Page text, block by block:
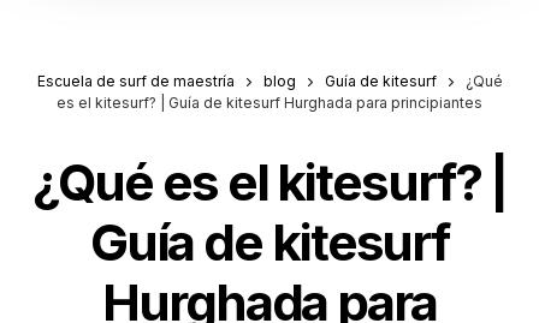
Escuela de surf de maestría blog Guía de kitesurf
¿Qué
es el kitesurf? | Guía de kitesurf Hurghada para principiantes
¿Qué es el kitesurf? |
Guía de kitesurf
Hurghada para